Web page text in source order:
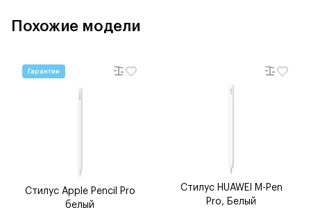
Похожие модели
Гарантии
Стилус Apple Pencil Pro
белый
Стилус HUAWEI M-Pen
Pro, Белый